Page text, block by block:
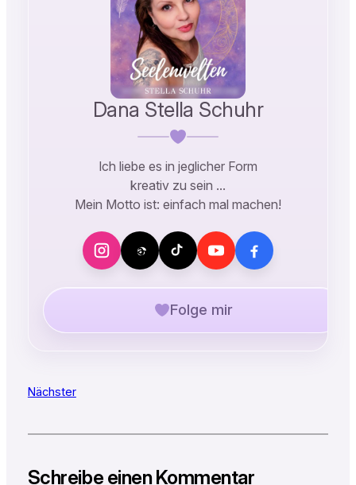
Dana Stella Schuhr
Ich liebe es in jeglicher Form
kreativ zu sein …
Mein Motto ist: einfach mal machen!
Folge mir
Nächster
Schreibe einen Kommentar